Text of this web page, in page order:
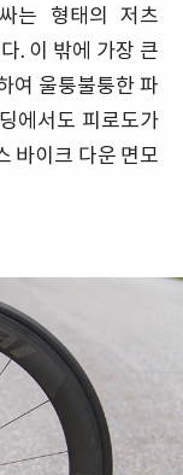
는 형태의 저츠
. 이 밖에 가장 큰
여 울퉁불퉁한 파
에서도 피로도가
바이크 다운 면모